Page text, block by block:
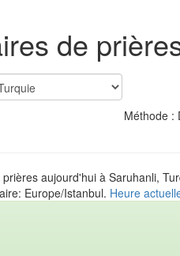
de
Méthode :
aujourd'hui à Saruhanli,
Europe/Istanbul. Heure